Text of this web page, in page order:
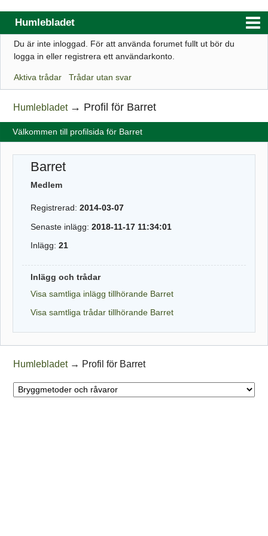
Humlebladet
Index
Regler
Sök
Registrera ett konto
Logga in
Du är inte inloggad. För att använda forumet fullt ut bör du
logga in eller registrera ett användarkonto.
Aktiva trådar Trådar utan svar
Humlebladet → Profil för Barret
Välkommen till profilsida för Barret
Barret
Medlem
Registrerad:2014-03-07
Senaste inlägg:2018-11-17 11:34:01
Inlägg:21
Inlägg och trådar
Visa samtliga inlägg tillhörande Barret
Visa samtliga trådar tillhörande Barret
Humlebladet → Profil för Barret